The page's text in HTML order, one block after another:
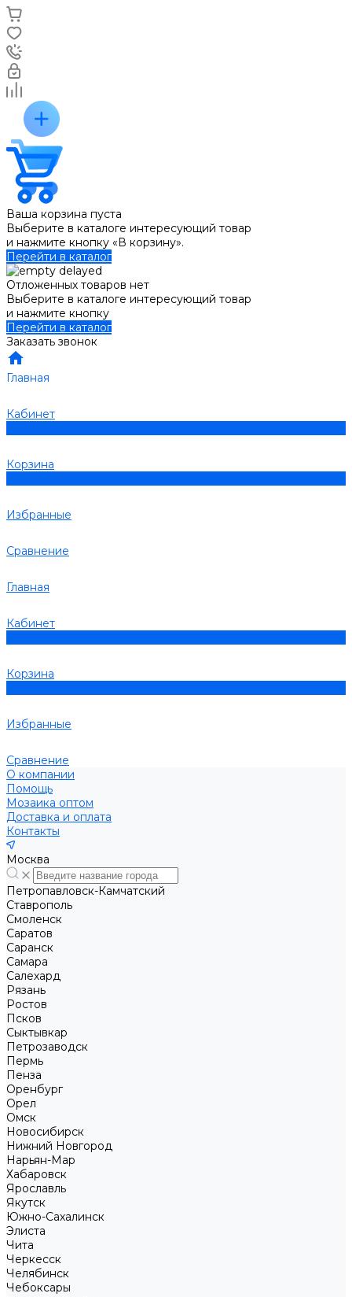
Ваша корзина пуста
Выберите в каталоге интересующий товар
и нажмите кнопку «В корзину».
Перейти в каталог
Отложенных товаров нет
Выберите в каталоге интересующий товар
и нажмите кнопку
Перейти в каталог
Заказать звонок
Главная
Кабинет
Корзина
Избранные
Сравнение
Главная
Кабинет
Корзина
Избранные
Сравнение
О компании
Помощь
Мозаика оптом
Доставка и оплата
Контакты
Москва
Петропавловск-Камчатский
Ставрополь
Смоленск
Саратов
Саранск
Самара
Салехард
Рязань
Ростов
Псков
Сыктывкар
Петрозаводск
Пермь
Пенза
Оренбург
Орел
Омск
Новосибирск
Нижний Новгород
Нарьян-Мар
Хабаровск
Ярославль
Якутск
Южно-Сахалинск
Элиста
Чита
Черкесск
Челябинск
Чебоксары